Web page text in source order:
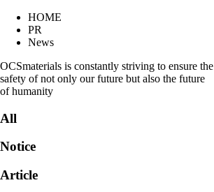
HOME
PR
News
OCSmaterials is constantly striving to ensure the
safety of not only our future but also the future
of humanity
All
Notice
Article